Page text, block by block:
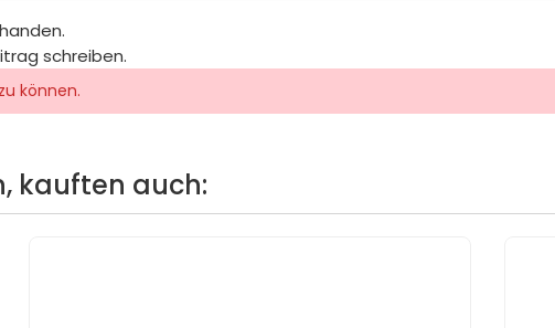
schreiben.
können.
kauften auch: